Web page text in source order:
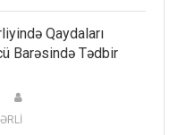
Qaydaları
Barəsində Tədbir